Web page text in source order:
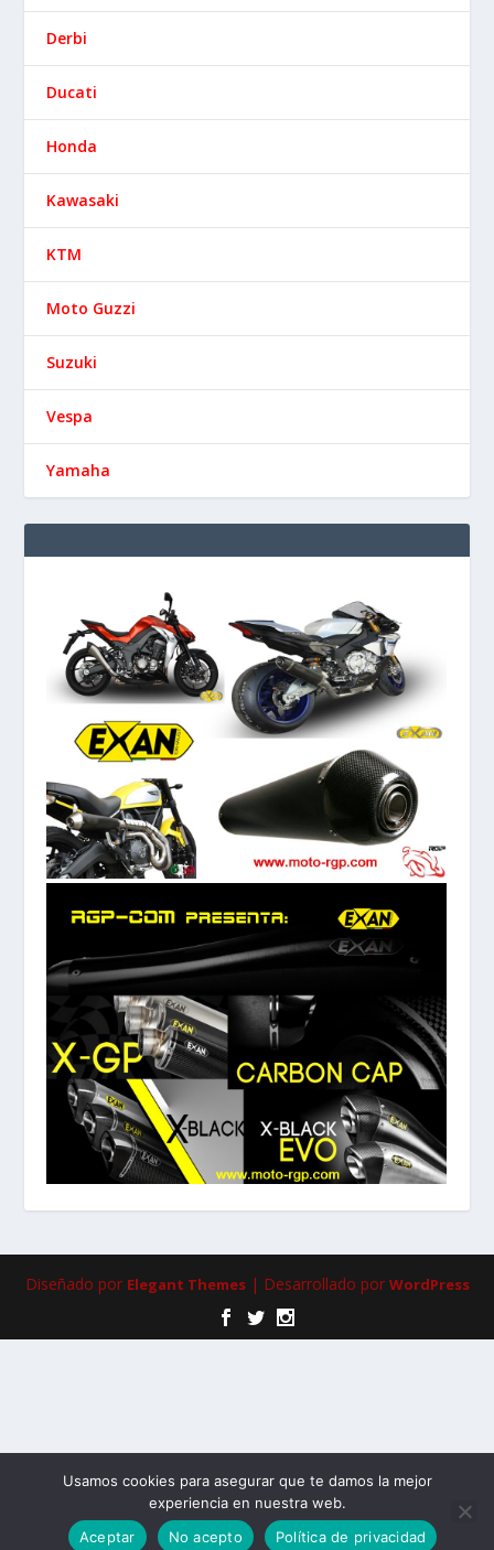
Derbi
Ducati
Honda
Kawasaki
KTM
Moto Guzzi
Suzuki
Vespa
Yamaha
Diseñado por Elegant Themes| Desarrollado por WordPress
Usamos cookies para asegurar que te damos la mejor
experiencia en nuestra web.
Aceptar
No acepto Política de privacidad